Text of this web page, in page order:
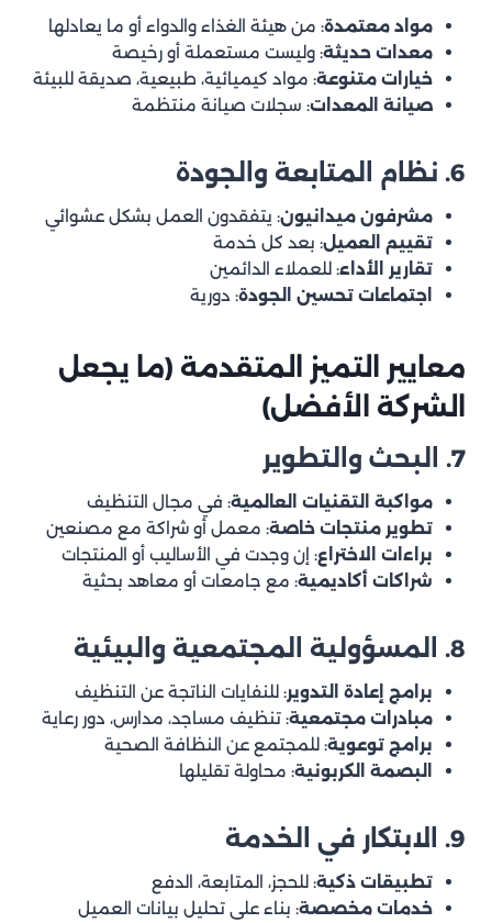
مواد معتمدة: من هيئة الغذاء والدواء أو ما يعادلها
معدات حديثة: وليست مستعملة أو رخيصة
خيارات متنوعة: مواد كيميائية، طبيعية، صديقة للبيئة
صيانة المعدات: سجلات صيانة منتظمة
6. نظام المتابعة والجودة
مشرفون ميدانيون: يتفقدون العمل بشكل عشوائي
تقييم العميل: بعد كل خدمة
تقارير الأداء: للعملاء الدائمين
اجتماعات تحسين الجودة: دورية
معايير التميز المتقدمة (ما يجعل
الشركة الأفضل)
7. البحث والتطوير
مواكبة التقنيات العالمية: في مجال التنظيف
تطوير منتجات خاصة: معمل أو شراكة مع مصنعين
براءات الاختراع: إن وجدت في الأساليب أو المنتجات
شراكات أكاديمية: مع جامعات أو معاهد بحثية
8. المسؤولية المجتمعية والبيئية
برامج إعادة التدوير: للنفايات الناتجة عن التنظيف
مبادرات مجتمعية: تنظيف مساجد، مدارس، دور رعاية
برامج توعوية: للمجتمع عن النظافة الصحية
البصمة الكربونية: محاولة تقليلها
9. الابتكار في الخدمة
تطبيقات ذكية: للحجز، المتابعة، الدفع
خدمات مخصصة: بناء على تحليل بيانات العميل